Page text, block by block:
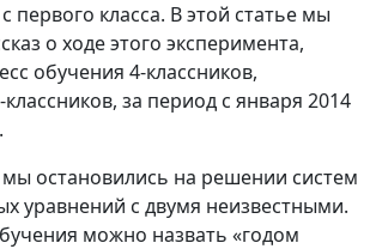
первого класса. В этой статье мы
о ходе этого эксперимента,
обучения 4-классников,
за период с января 2014
мы остановились на решении систем
уравнений с двумя неизвестными.
можно назвать «годом